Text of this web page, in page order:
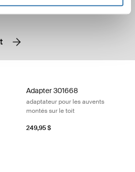
Adapter 301668
adaptateur pour les auvents
montés sur le toit
249,95 $